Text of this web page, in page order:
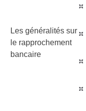
Les généralités sur
le rapprochement
bancaire